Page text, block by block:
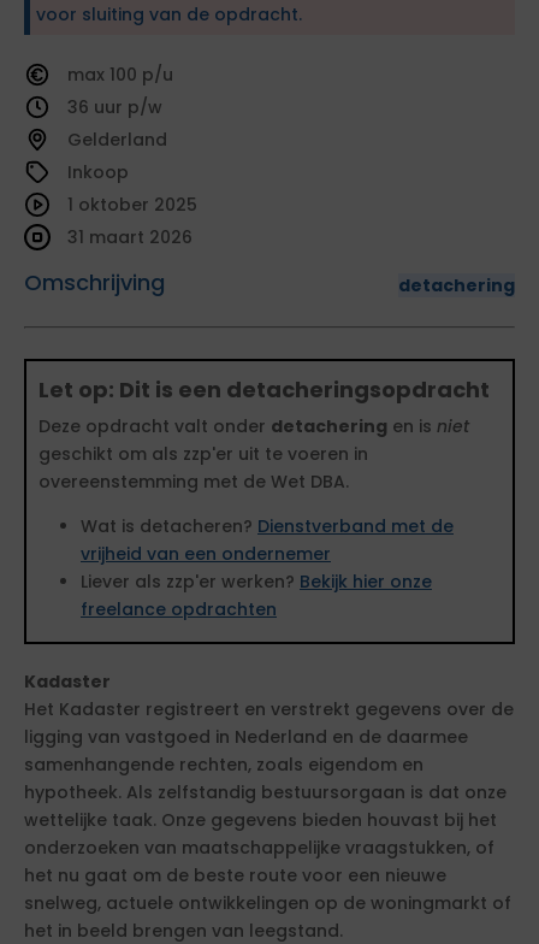
voor sluiting van de opdracht.
100
36
Gelderland
Inkoop
Omschrijving detachering
1 oktober 2025
31 maart 2026
Let op: Dit is een detacheringsopdracht
Deze opdracht valt onder detachering en is niet
geschikt om als zzp'er uit te voeren in
overeenstemming met de Wet DBA.
Wat is detacheren? Dienstverband met de
vrijheid van een ondernemer
Liever als zzp'er werken? Bekijk hier onze
freelance opdrachten
Kadaster
Het Kadaster registreert en verstrekt gegevens over de
ligging van vastgoed in Nederland en de daarmee
samenhangende rechten, zoals eigendom en
hypotheek. Als zelfstandig bestuursorgaan is dat onze
wettelijke taak. Onze gegevens bieden houvast bij het
onderzoeken van maatschappelijke vraagstukken, of
het nu gaat om de beste route voor een nieuwe
snelweg, actuele ontwikkelingen op de woningmarkt of
het in beeld brengen van leegstand.